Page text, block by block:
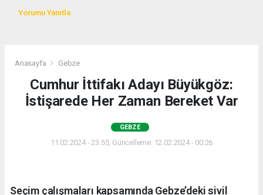
Yorumu Yanıtla
Anasayfa Gebze
Cumhur İttifakı Adayı Büyükgöz:
İstişarede Her Zaman Bereket Var
GEBZE
11.02.2024 - 23:55, Güncelleme: 12.02.2024 - 00:26
Seçim çalışmaları kapsamında Gebze’deki sivil